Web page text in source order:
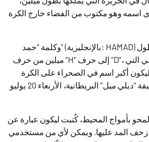
اسمه وهو مكتوب من الفضاء خارج الكرة
وكلمة “حمد” (بالإنجليزية: HAMAD) ترتفع 1000 متر، وبطول
ميلين من حرف “H” إلى حرف “D”، على جزيرة الفطيسي التي
أكبر اسم في الصحراء على الكرة
الأرضية، حسب صحيفة “ديلي ميل” البريطانية، الأربعاء 20 يوليو
بأمواج المحيط، كُتبت ليكون عبارة عن
المد عليها. ويمكن لأي من مستخدمي